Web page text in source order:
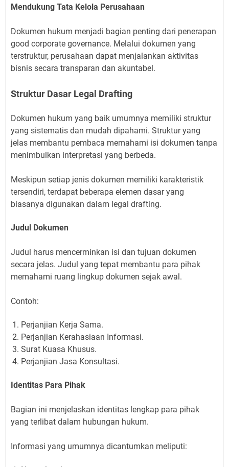
Mendukung Tata Kelola Perusahaan
Dokumen hukum menjadi bagian penting dari penerapan
good corporate governance. Melalui dokumen yang
terstruktur, perusahaan dapat menjalankan aktivitas
bisnis secara transparan dan akuntabel.
Struktur Dasar Legal Drafting
Dokumen hukum yang baik umumnya memiliki struktur
yang sistematis dan mudah dipahami. Struktur yang
jelas membantu pembaca memahami isi dokumen tanpa
menimbulkan interpretasi yang berbeda.
Meskipun setiap jenis dokumen memiliki karakteristik
tersendiri, terdapat beberapa elemen dasar yang
biasanya digunakan dalam legal drafting.
Judul Dokumen
Judul harus mencerminkan isi dan tujuan dokumen
secara jelas. Judul yang tepat membantu para pihak
memahami ruang lingkup dokumen sejak awal.
Contoh:
Perjanjian Kerja Sama.
Perjanjian Kerahasiaan Informasi.
Surat Kuasa Khusus.
Perjanjian Jasa Konsultasi.
Identitas Para Pihak
Bagian ini menjelaskan identitas lengkap para pihak
yang terlibat dalam hubungan hukum.
Informasi yang umumnya dicantumkan meliputi: